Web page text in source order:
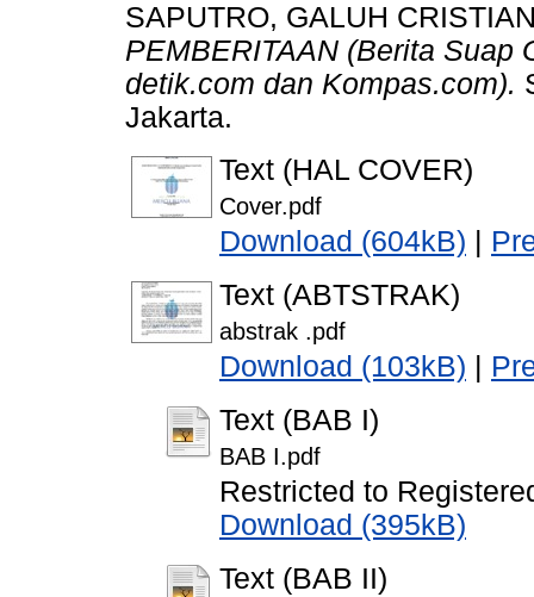
SAPUTRO, GALUH
PEMBERITAAN (Berita Suap
detik.com dan Kompas.com).
Jakarta.
Text (HAL COVER)
Cover.pdf
Download (604kB)
Text (ABTSTRAK)
abstrak .pdf
Download (103kB)
Text (BAB I)
BAB I.pdf
Restricted to
Download (395kB)
Text (BAB II)